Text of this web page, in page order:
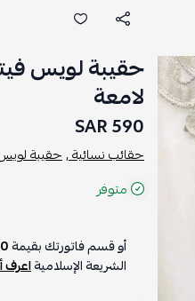
حقيبة لويس
لامعة
590 SAR
حقائب نسائية ,حقيبة
متوفر
أو قسم فاتورتك بقيمة
الشريعة الإسلاميةاعرف